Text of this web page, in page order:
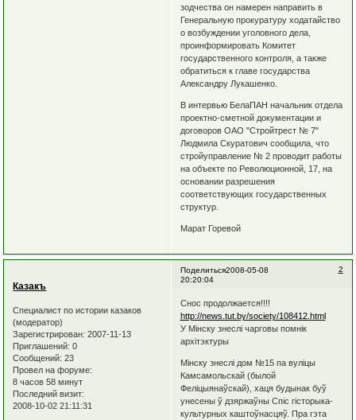
зодчества он намерен направить в
Генеральную прокуратуру ходатайство
о возбуждении уголовного дела,
проинформировать Комитет
государственного контроля, а также
обратиться к главе государства
Александру Лукашенко.
В интервью БелаПАН начальник отдела
проектно-сметной документации и
договоров ОАО "Стройтрест № 7"
Людмила Скуратович сообщила, что
стройуправление № 2 проводит работы
на объекте по Революционной, 17, на
основании разрешения
соответствующих государственных
структур.
Марат Горевой
Поделиться 2
2008-05-08
20:20:04
Казакъ
Специалист по истории казаков
(модератор)
Зарегистрирован: 2007-11-13
Приглашений: 0
Сообщений: 23
Провел на форуме:
8 часов 58 минут
Последний визит:
2008-10-02 21:11:31
Снос продолжается!!!!
http://news.tut.by/society/108412.html
У Мінску знеслі чарговы помнік
архітэктуры
Мінску знеслі дом №15 па вуліцы
Камсамольскай (былой
Феліцыянаўскай), хаця будынак буў
унесены ў дзяржаўны Спіс гісторыка-
культурных каштоўнасцяў. Пра гэта